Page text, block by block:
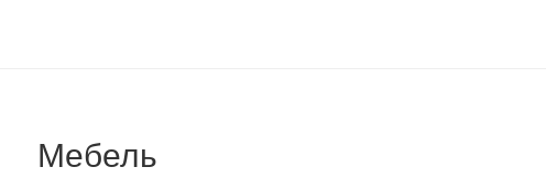
Мебель